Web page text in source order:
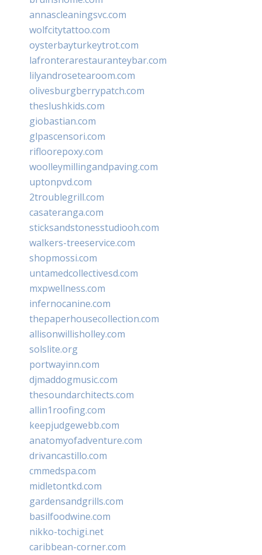
annascleaningsvc.com
wolfcitytattoo.com
oysterbayturkeytrot.com
lafronterarestauranteybar.com
lilyandrosetearoom.com
olivesburgberrypatch.com
theslushkids.com
giobastian.com
glpascensori.com
rifloorepoxy.com
woolleymillingandpaving.com
uptonpvd.com
2troublegrill.com
casateranga.com
sticksandstonesstudiooh.com
walkers-treeservice.com
shopmossi.com
untamedcollectivesd.com
mxpwellness.com
infernocanine.com
thepaperhousecollection.com
allisonwillisholley.com
solslite.org
portwayinn.com
djmaddogmusic.com
thesoundarchitects.com
allin1roofing.com
keepjudgewebb.com
anatomyofadventure.com
drivancastillo.com
cmmedspa.com
midletontkd.com
gardensandgrills.com
basilfoodwine.com
nikko-tochigi.net
caribbean-corner.com